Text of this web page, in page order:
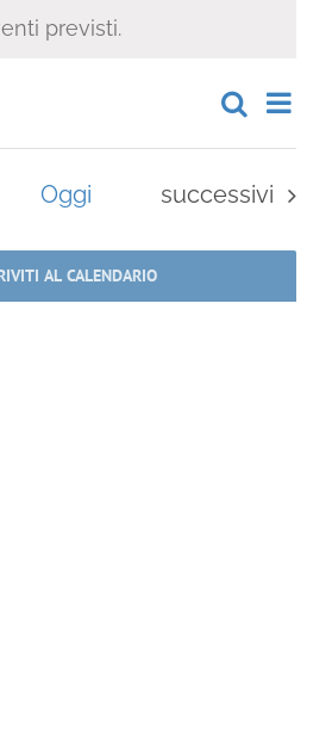
previsti.
Eventi
Ricerca
e
Cerca
Oggi Eventi
successivi
AL CALENDARIO